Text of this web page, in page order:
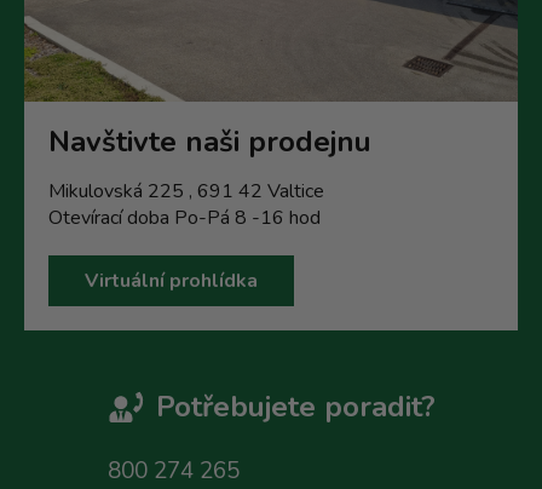
Navštivte naši prodejnu
Mikulovská 225 , 691 42 Valtice
Otevírací doba Po-Pá 8 -16 hod
Virtuální prohlídka
Potřebujete poradit?
800 274 265